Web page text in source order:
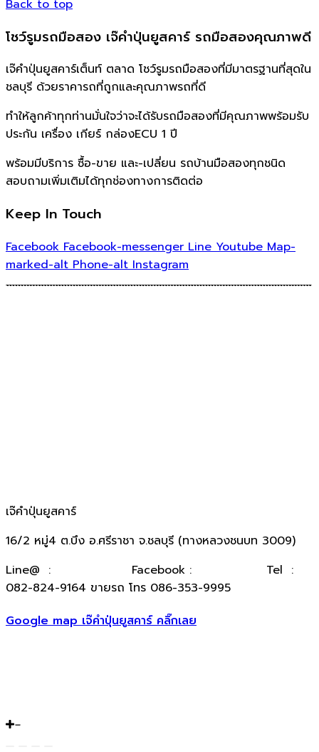
Back to top
โชว์รูมรถมือสอง เจ๊คำปุ่นยูสคาร์ รถมือสองคุณภาพดี
เจ๊คำปุ่นยูสคาร์เต็นท์ ตลาด โชว์รูมรถมือสองที่มีมาตรฐานที่สุดใน
ชลบุรี ด้วยราคารถที่ถูกและคุณภาพรถที่ดี
ทำให้ลูกค้าทุกท่านมั่นใจว่าจะได้รับรถมือสองที่มีคุณภาพพร้อมรับ
ประกัน เครื่อง เกียร์ กล่องECU 1 ปี
พร้อมมีบริการ ซื้อ-ขาย และ-เปลี่ยน รถบ้านมือสองทุกชนิด
สอบถามเพิ่มเติมได้ทุกช่องทางการติดต่อ
Keep In Touch
Facebook Facebook-messenger Line Youtube Map-
marked-alt Phone-alt Instagram
เจ๊คำปุ่นยูสคาร์
16/2 หมู่4 ต.บึง อ.ศรีราชา จ.ชลบุรี (ทางหลวงชนบท 3009)
​Line@ :
Facebook :
Tel :
082-824-9164 ขายรถ โทร 086-353-9995
Google map เจ๊คำปุ่นยูสคาร์ คลิ๊กเลย